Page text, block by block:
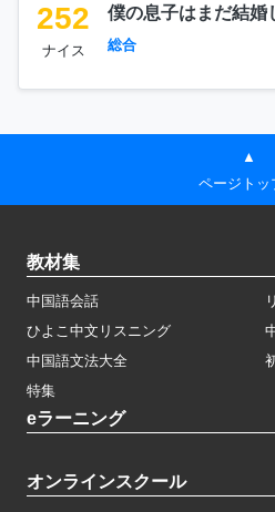
252
ナイス
僕の息子はまだ結婚
総合
▲
ページトッ
教材集
中国語会話
ひよこ中文リスニング
中国語文法大全
特集
eラーニング
オンラインスクール